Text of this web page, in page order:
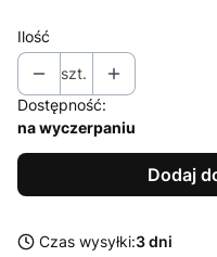
Ilość
szt.
Dostępność:
na wyczerpaniu
Dodaj
Czas wysyłki:3 dni